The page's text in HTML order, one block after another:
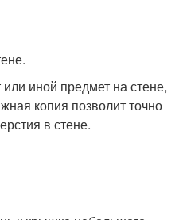
иной предмет на стене,
копия позволит точно
в стене.